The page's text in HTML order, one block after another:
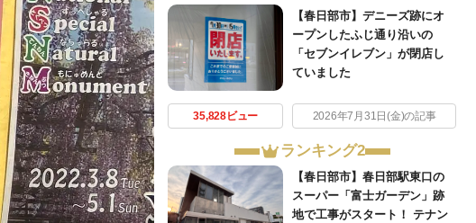
【春日部市】デニーズ跡にオ
ープンしたふじ通り沿いの
「セブンイレブン」が閉店し
ていました
35,828ビュー 2026年7月31日(金)の記事
ランキング2
【春日部市】春日部駅東口の
スーパー「富士ガーデン」跡
地で工事がスタート！ テナン